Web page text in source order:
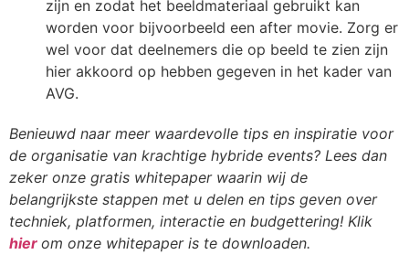
zijn en zodat het beeldmateriaal gebruikt kan
worden voor bijvoorbeeld een after movie. Zorg er
wel voor dat deelnemers die op beeld te zien zijn
hier akkoord op hebben gegeven in het kader van
AVG.
Benieuwd naar meer waardevolle tips en inspiratie voor
de organisatie van krachtige hybride events? Lees dan
zeker onze gratis whitepaper waarin wij de
belangrijkste stappen met u delen en tips geven over
techniek, platformen, interactie en budgettering! Klik
hier om onze whitepaper is te downloaden.